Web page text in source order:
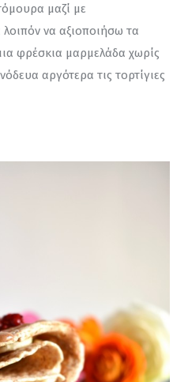
μαζί με
να αξιοποιήσω τα
φρέσκια μαρμελάδα χωρίς
αργότερα τις τορτίγιες